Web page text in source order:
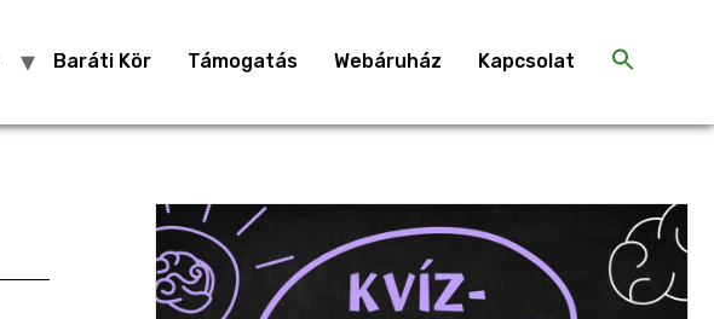
Baráti Kör Támogatás Webáruház Kapcsolat